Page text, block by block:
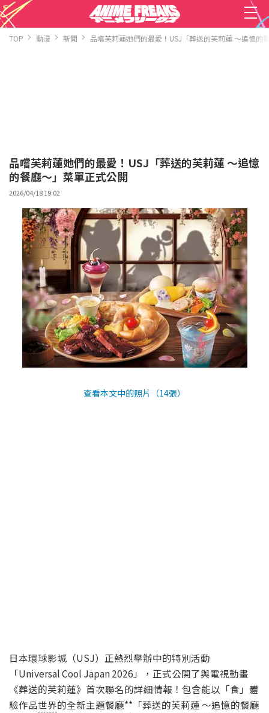
TOP 動漫 新聞 品嚐芙莉蓮她們的最愛！USJ「葬送的芙莉蓮 ～追憶的
品嚐芙莉蓮她們的最愛！USJ「葬送的芙莉蓮 ～追憶
的餐廳～」菜單正式公開
2026/04/18 19:02
查看本文中的照片（14張）
日本環球影城（USJ）正熱烈舉辦中的特別活動
「Universal Cool Japan 2026」，正式公開了與電視動畫
《葬送的芙莉蓮》首次聯名的詳細情報！包含能以「食」體
驗作品世界的全新主題餐廳**「葬送的芙莉蓮 ～追憶的餐廳